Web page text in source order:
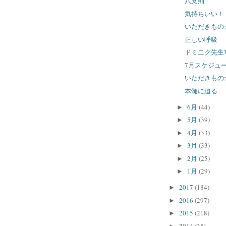
気持ちいい！
いただきも
正しい呼吸
ドミニク先生
7月スケジュ
いただきも
本髄に迫る
► 6月 (44)
► 5月 (39)
► 4月 (33)
► 3月 (33)
► 2月 (25)
► 1月 (29)
► 2017 (184)
► 2016 (297)
► 2015 (218)